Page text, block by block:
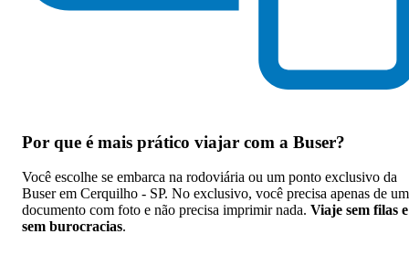
Por que é mais prático viajar com a Buser?
Você escolhe se embarca na rodoviária ou um ponto exclusivo da
Buser em Cerquilho - SP. No exclusivo, você precisa apenas de um
documento com foto e não precisa imprimir nada. Viaje sem filas e
sem burocracias.